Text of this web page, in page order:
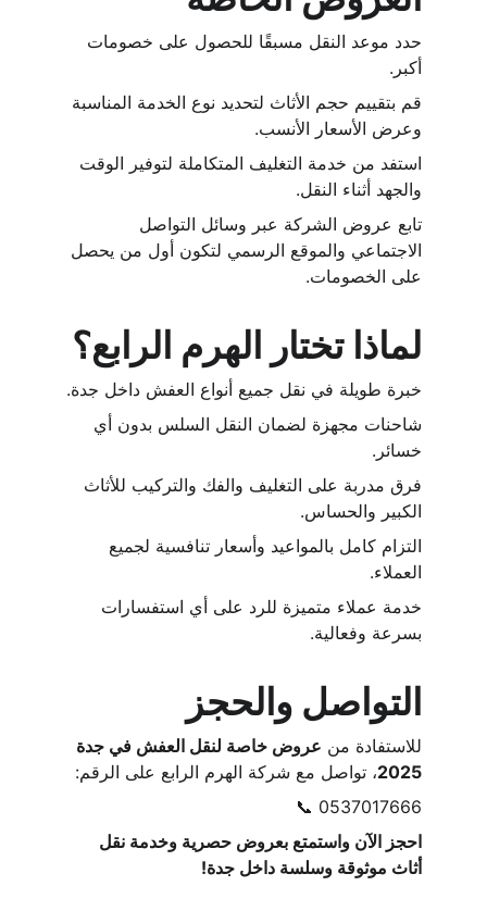
حدد موعد النقل مسبقًا للحصول على خصومات
أكبر.
قم بتقييم حجم الأثاث لتحديد نوع الخدمة المناسبة
وعرض الأسعار الأنسب.
استفد من خدمة التغليف المتكاملة لتوفير الوقت
والجهد أثناء النقل.
تابع عروض الشركة عبر وسائل التواصل
الاجتماعي والموقع الرسمي لتكون أول من يحصل
على الخصومات.
لماذا تختار الهرم الرابع؟
خبرة طويلة في نقل جميع أنواع العفش داخل جدة.
شاحنات مجهزة لضمان النقل السلس بدون أي
خسائر.
فرق مدربة على التغليف والفك والتركيب للأثاث
الكبير والحساس.
التزام كامل بالمواعيد وأسعار تنافسية لجميع
العملاء.
خدمة عملاء متميزة للرد على أي استفسارات
بسرعة وفعالية.
التواصل والحجز
للاستفادة من عروض خاصة لنقل العفش في جدة
2025، تواصل مع شركة الهرم الرابع على الرقم:
📞 0537017666
احجز الآن واستمتع بعروض حصرية وخدمة نقل
أثاث موثوقة وسلسة داخل جدة!